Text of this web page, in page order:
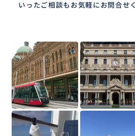
いったご相談もお気軽にお問合せ